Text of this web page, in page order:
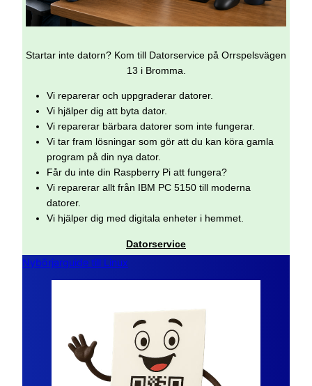
Startar inte datorn? Kom till Datorservice på Orrspelsvägen
13 i Bromma.
Vi reparerar och uppgraderar datorer.
Vi hjälper dig att byta dator.
Vi reparerar bärbara datorer som inte fungerar.
Vi tar fram lösningar som gör att du kan köra gamla
program på din nya dator.
Får du inte din Raspberry Pi att fungera?
Vi reparerar allt från IBM PC 5150 till moderna
datorer.
Vi hjälper dig med digitala enheter i hemmet.
Datorservice
Nybörjarguide till Linux